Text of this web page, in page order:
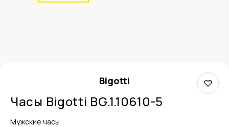
Bigotti
Часы Bigotti BG.1.10610-5
Мужские часы